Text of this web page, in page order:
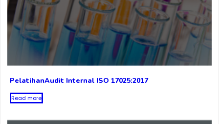
PelatihanAudit Internal ISO 17025:2017
Read more